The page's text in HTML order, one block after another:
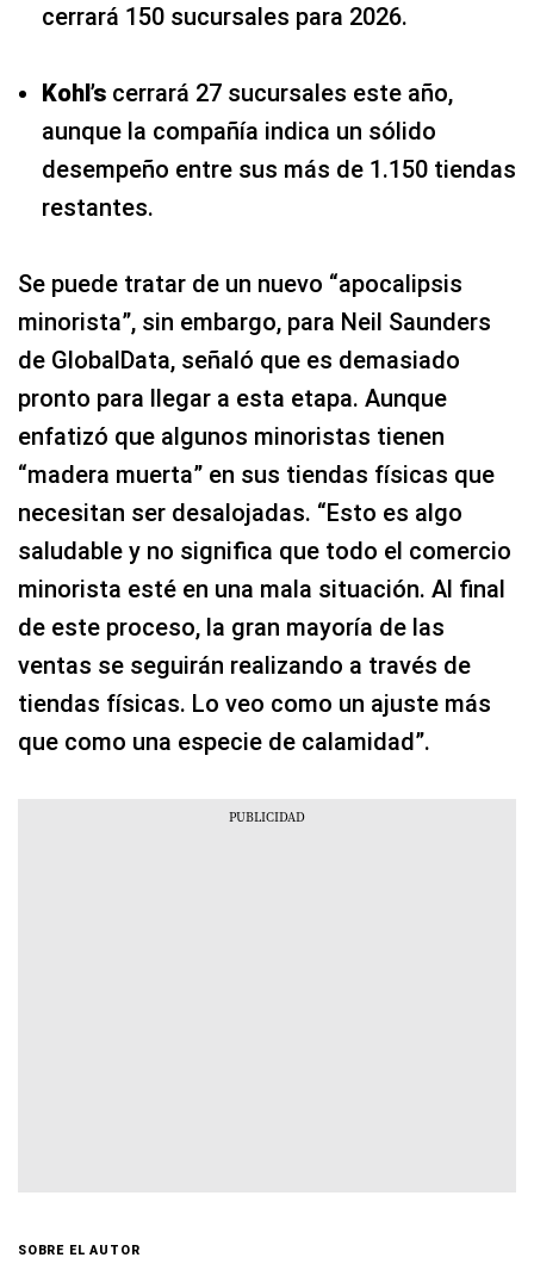
cerrará 150 sucursales para 2026.
Kohl’s cerrará 27 sucursales este año,
aunque la compañía indica un sólido
desempeño entre sus más de 1.150 tiendas
restantes.
Se puede tratar de un nuevo “apocalipsis
minorista”, sin embargo, para Neil Saunders
de GlobalData, señaló que es demasiado
pronto para llegar a esta etapa. Aunque
enfatizó que algunos minoristas tienen
“madera muerta” en sus tiendas físicas que
necesitan ser desalojadas. “Esto es algo
saludable y no significa que todo el comercio
minorista esté en una mala situación. Al final
de este proceso, la gran mayoría de las
ventas se seguirán realizando a través de
tiendas físicas. Lo veo como un ajuste más
que como una especie de calamidad”.
SOBRE EL AUTOR